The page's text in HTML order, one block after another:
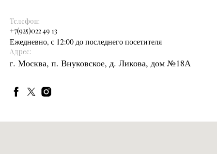
Телефон:
+7(925)022 49 13
Ежедневно, с 12:00 до последнего посетителя
Адрес:
г. Москва, п. Внуковское, д. Ликова, дом №18А